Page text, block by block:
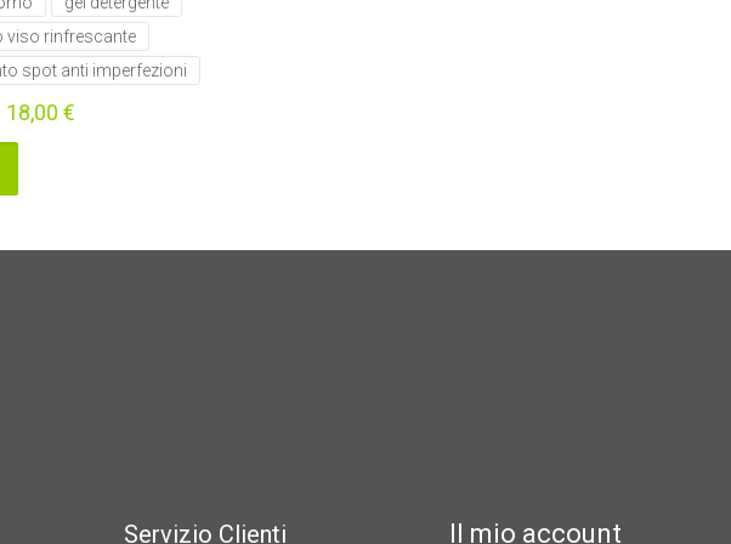
viso rinfrescante
spot anti imperfezioni
18,00 €
Servizio Clienti Il mio account